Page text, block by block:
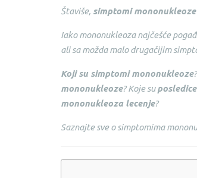
Štaviše, simptomi mononukleoze
Iako mononukleoza najčešće
ali sa možda malo drugačijim
Koji su simptomi mononukleoze
mononukleoze? Koje su
mononukleoza lecenje?
Saznajte sve o simptomima